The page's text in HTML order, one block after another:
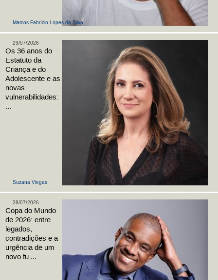
Marcos Fabrício Lopes da Silva
Suzana Viegas
29/07/2026
Os 36 anos do
Estatuto da
Criança e do
Adolescente e as
novas
vulnerabilidades:
...
28/07/2026
Copa do Mundo
de 2026: entre
legados,
contradições e a
urgência de um
novo fu ...